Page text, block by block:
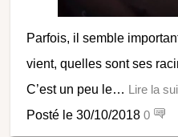
Parfois, il semble
vient, quelles sont ses
C’est un peu le… Lire la
Posté le 30/10/2018 0